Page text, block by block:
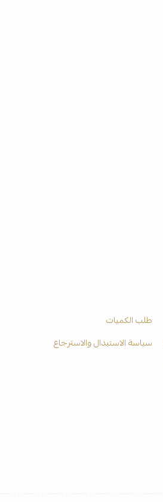
طلب الكميات
سياسة الاستبدال والاسترجاع